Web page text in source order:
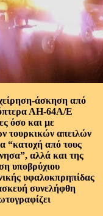
άσκηση από
ΑΗ-64Α/Ε
όσο και με
τουρκικών απειλών
“κατοχή από τους
αλλά και της
υποβρύχιου
υφαλοκπρηπίδας
συνελήφθη